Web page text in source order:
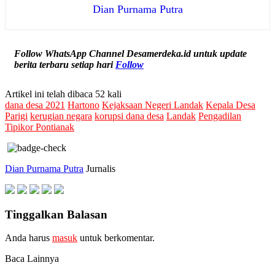
Dian Purnama Putra
Follow WhatsApp Channel Desamerdeka.id untuk update
berita terbaru setiap hari Follow
Artikel ini telah dibaca 52 kali
dana desa 2021 Hartono Kejaksaan Negeri Landak Kepala Desa
Parigi kerugian negara korupsi dana desa Landak Pengadilan
Tipikor Pontianak
Dian Purnama Putra Jurnalis
Tinggalkan Balasan
Anda harus masuk untuk berkomentar.
Baca Lainnya